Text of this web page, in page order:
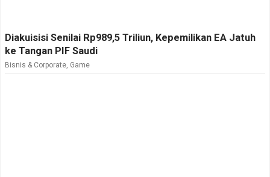
Diakuisisi Senilai Rp989,5 Triliun, Kepemilikan EA Jatuh
ke Tangan PIF Saudi
Bisnis & Corporate, Game